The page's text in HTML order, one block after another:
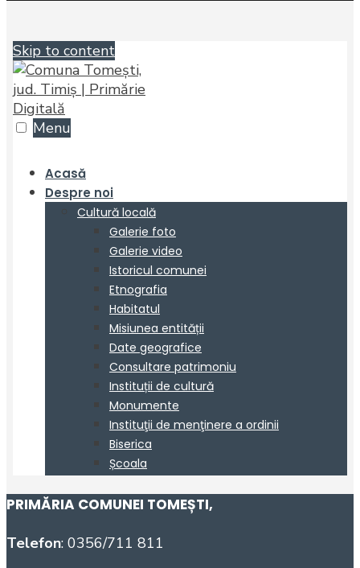
PRIMĂRIA COMUNEI TOMEȘTI,
Telefon: 0356/711 811